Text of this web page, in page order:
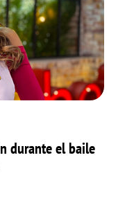
durante el baile